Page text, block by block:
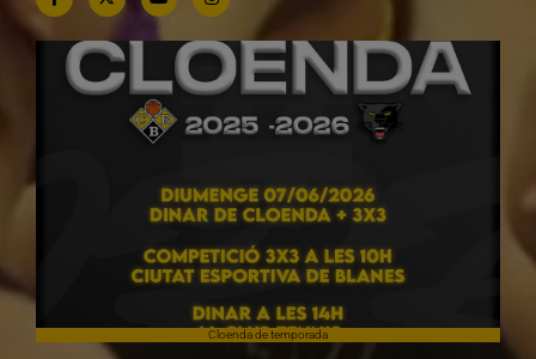
Cloenda de temporada